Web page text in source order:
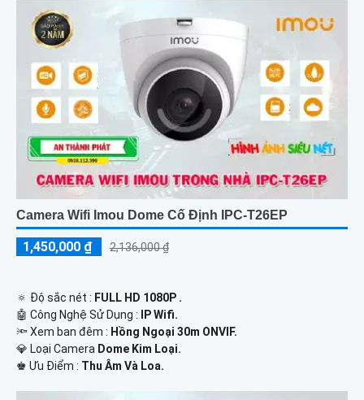
Camera Wifi Imou Dome Cố Định IPC-T26EP
1,450,000 ₫ 2,136,000 ₫
🔅 Độ sắc nét : FULL HD 1080P .
🤖️ Công Nghệ Sử Dụng :
IP Wifi.
🔦 Xem ban đêm : Hồng Ngoại 30m ONVIF.
💎 Loại Camera Dome Kim Loại.
️♚ Ưu Điểm : Thu Âm Và Loa.